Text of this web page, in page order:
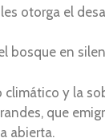
otorga el
bosque en
climático y la
que
abierta.